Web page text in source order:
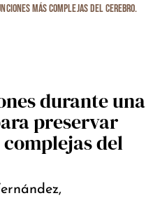
durante una
preservar
del